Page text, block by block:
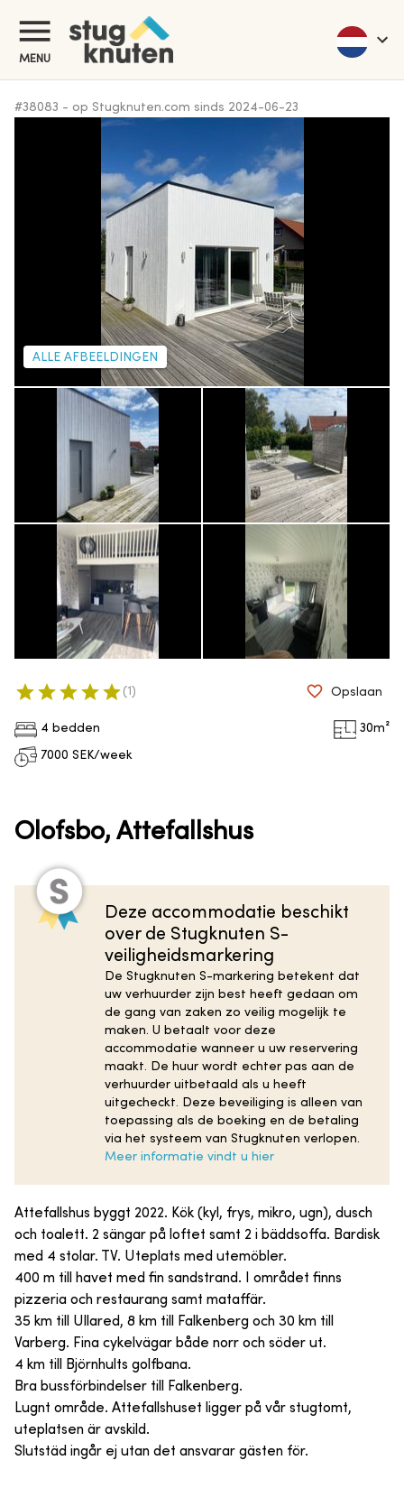
MENU
#38083 - op Stugknuten.com sinds 2024-06-23
ALLE AFBEELDINGEN
4 bedden 30m²
7000 SEK/week
( 1 ) Opslaan
Olofsbo, Attefallshus
Deze accommodatie beschikt
over de Stugknuten S-
veiligheidsmarkering
De Stugknuten S-markering betekent dat
uw verhuurder zijn best heeft gedaan om
de gang van zaken zo veilig mogelijk te
maken. U betaalt voor deze
accommodatie wanneer u uw reservering
maakt. De huur wordt echter pas aan de
verhuurder uitbetaald als u heeft
uitgecheckt. Deze beveiliging is alleen van
toepassing als de boeking en de betaling
via het systeem van Stugknuten verlopen.
Meer informatie vindt u hier
Attefallshus byggt 2022. Kök (kyl, frys, mikro, ugn), dusch
och toalett. 2 sängar på loftet samt 2 i bäddsoffa. Bardisk
med 4 stolar. TV. Uteplats med utemöbler.
400 m till havet med fin sandstrand. I området finns
pizzeria och restaurang samt mataffär.
35 km till Ullared, 8 km till Falkenberg och 30 km till
Varberg. Fina cykelvägar både norr och söder ut.
4 km till Björnhults golfbana.
Bra bussförbindelser till Falkenberg.
Lugnt område. Attefallshuset ligger på vår stugtomt,
uteplatsen är avskild.
Slutstäd ingår ej utan det ansvarar gästen för.